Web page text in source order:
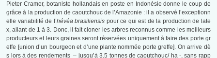
Pieter Cramer, botaniste hollandais en poste en Indonésie donne le coup de
grâce à la production de caoutchouc de l’Amazonie : il a observé l’exceptionn
elle variabilité de l’hévéa brasiliensis pour ce qui est de la production de late
x, allant de 1 à 3. Donc, il fait cloner les arbres reconnus comme les meilleurs
producteurs et leurs graines seront réservées uniquement à faire des porte gr
effe [union d’un bourgeon et d’une plante nommée porte greffe]. On arrive dè
s lors à des rendements – jusqu’à 3.5 tonnes de caoutchouc/ ha -, sans rapp